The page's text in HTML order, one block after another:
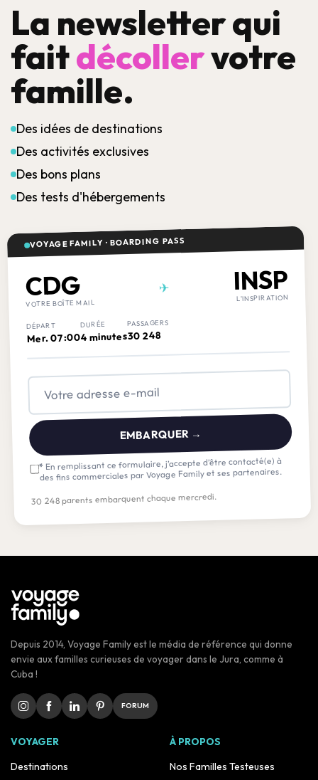
La newsletter qui
faitdécollervotre
famille.
Des idées de destinations
Des activités exclusives
Des bons plans
Des tests d'hébergements
VOYAGE FAMILY · BOARDING PASS
CDG
VOTRE BOÎTE MAIL
✈ INSP
L'INSPIRATION
DÉPART
Mer. 07:00
DURÉE
4 minutes
PASSAGERS
30 248
EMBARQUER →
*En remplissant ce formulaire, j’accepte d’être contacté(e) à
des fins commerciales par Voyage Family et ses partenaires.
30 248 parents embarquent chaque mercredi.
Depuis 2014, Voyage Family est le média de référence qui donne
envie aux familles curieuses de voyager dans le Jura, comme à
Cuba !
FORUM
VOYAGER
Destinations
À PROPOS
Nos Familles Testeuses